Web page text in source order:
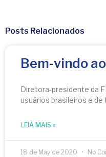
Posts Relacionados
Bem-vindo
Diretora-presidente da
usuários brasileiros e de
LEIA MAIS »
18 de May de 2020 No